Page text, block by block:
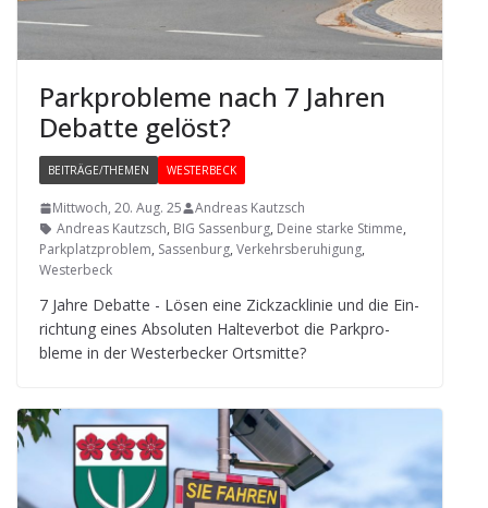
Park­pro­bleme nach 7 Jah­ren
Debatte gelöst?
BEITRÄGE/THEMEN WESTERBECK
Mittwoch, 20. Aug. 25
Andreas Kautzsch
Andreas Kautzsch, BIG Sassenburg, Deine starke Stimme,
Parkplatzproblem, Sassenburg, Verkehrsberuhigung,
Westerbeck
7 Jahre Debatte - Lösen eine Zick­zack­li­nie und die Ein­
rich­tung eines Abso­lu­ten Hal­te­ver­bot die Park­pro­
bleme in der Wes­ter­be­cker Ortsmitte?